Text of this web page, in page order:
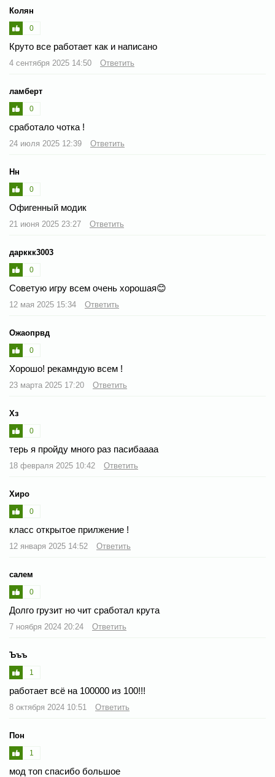
Колян
0
Круто все работает как и написано
4 сентября 2025 14:50 Ответить
ламберт
0
сработало чотка !
24 июля 2025 12:39 Ответить
Нн
0
Офигенный модик
21 июня 2025 23:27 Ответить
дарккк3003
0
Советую игру всем очень хорошая😊
12 мая 2025 15:34 Ответить
Ожаопрвд
0
Хорошо! рекамндую всем !
23 марта 2025 17:20 Ответить
Хз
0
терь я пройду много раз пасибаааа
18 февраля 2025 10:42 Ответить
Хиро
0
класс открытое прилжение !
12 января 2025 14:52 Ответить
салем
0
Долго грузит но чит сработал крута
7 ноября 2024 20:24 Ответить
Ъъъ
1
работает всё на 100000 из 100!!!
8 октября 2024 10:51 Ответить
Пон
1
мод топ спасибо большое